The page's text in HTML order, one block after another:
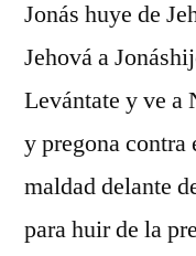
Jonás huye de
Jehová a
Levántate y ve a
y pregona contra
maldad delante
para huir de la